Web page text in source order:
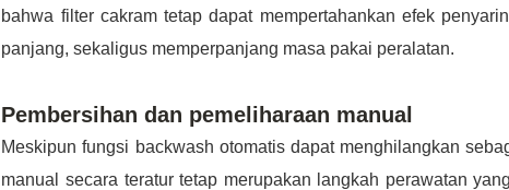
bahwa filter cakram tetap dapat mempertahankan efek
panjang, sekaligus memperpanjang masa pakai peralatan.
Pembersihan dan pemeliharaan manual
Meskipun fungsi backwash otomatis dapat menghilangkan
manual secara teratur tetap merupakan langkah perawatan